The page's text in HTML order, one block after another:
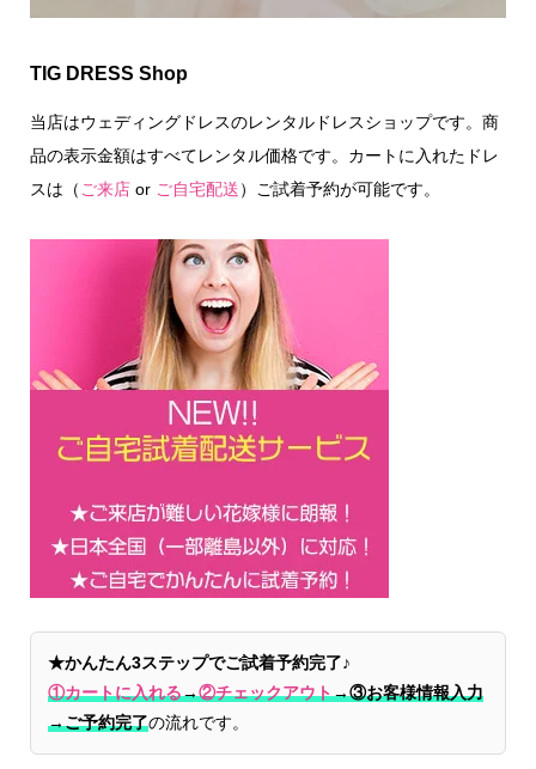
TIG DRESS Shop
当店はウェディングドレスのレンタルドレスショップです。商
品の表示金額はすべてレンタル価格です。カートに入れたドレ
スは（ご来店or ご自宅配送）ご試着予約が可能です。
★かんたん3ステップでご試着予約完了♪
①カートに入れる→②チェックアウト→③お客様情報入力
→ご予約完了の流れです。